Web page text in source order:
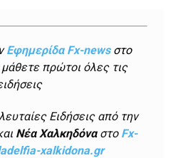
Εφημερίδα Fx-newsστο
πρώτοι όλες τις
Ειδήσεις από την
Νέα Χαλκηδόναστο Fx-
xalkidona.gr